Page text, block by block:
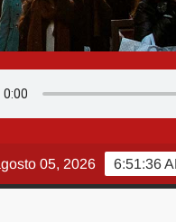
6:51:37
05, 2026